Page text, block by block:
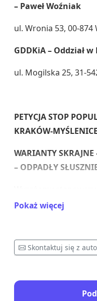
– Paweł Woźniak
ul. Wronia 53, 00-874
GDDKiA – Oddział
ul. Mogilska 25, 31-
PETYCJASTOP
KRAKÓW-
WARIANTY
– ODPADŁY
już resetu analiz w
wschodnich.
wschodnie przez
Pokaż więcej
Skontaktuj się z